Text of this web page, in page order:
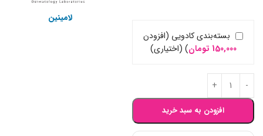
بسته‌بندی کادویی (افزودن
150,000 تومان) (اختیاری)
افزودن به سبد خرید
لامینین